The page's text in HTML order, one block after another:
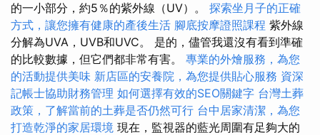
的一小部分，約5％的紫外線（UV）。 探索坐月子的正確
方式，讓您擁有健康的產後生活 腳底按摩證照課程 紫外線
分解為UVA，UVB和UVC。 是的，儘管我還沒有看到準確
的比較數據，但它們都非常有害。 專業的外燴服務，為您
的活動提供美味 新店區的安養院，為您提供貼心服務 資深
記帳士協助財務管理 如何選擇有效的SEO關鍵字 台灣土葬
政策，了解當前的土葬是否仍然可行 台中居家清潔，為您
打造乾淨的家居環境 現在，監視器的藍光周圍有足夠大的